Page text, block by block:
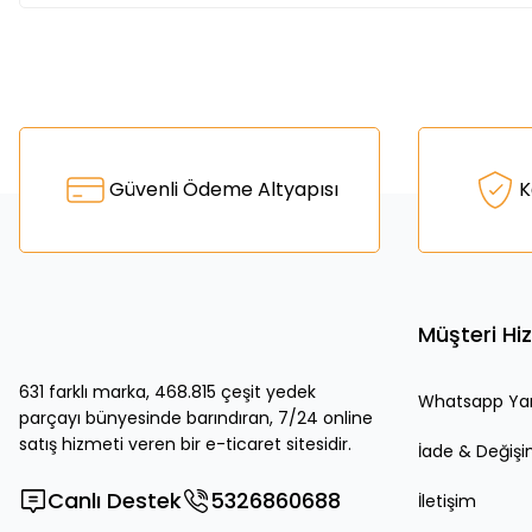
Ürün resmi kalitesiz, bozuk veya görüntülenemiyor.
Güvenli Ödeme Altyapısı
631 farklı marka, 468.815 çeşit yedek
parçayı bünyesinde barındıran, 7/24 online
satış hizmeti veren bir e-ticaret sitesidir.
Canlı Destek 5326860688
Müşteri
Whatsapp
İade &
İletişim